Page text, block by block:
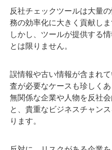
反社チェックツールは大量
務の効率化に大きく貢献しま
しかし、ツールが提供する
とは限りません。
誤情報や古い情報が含まれ
査が必要なケースも珍しくあ
無関係な企業や人物を反社
と、貴重なビジネスチャン
ります。